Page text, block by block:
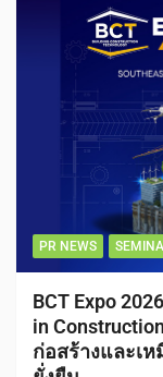
PR NEWS
BCT Expo
in
ก่อสร้างและเ